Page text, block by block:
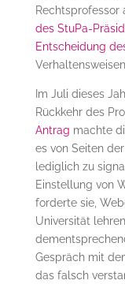
Rechtsprofessor
des StuPa-
Entscheidung
Im Juli dieses
Rückkehr des
Antrag machte
es von Seiten
lediglich zu
Einstellung von
forderte sie,
Universität
Gespräch mit
das falsch